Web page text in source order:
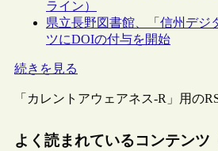
ライン）
県立長野図書館、「信州デジ
ツにDOIの付与を開始
続きを見る
「カレントアウェアネス-R」用の
よく読まれているコンテンツ